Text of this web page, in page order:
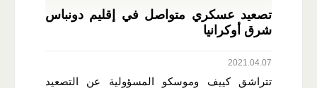
تصعيد عسكري متواصل في إقليم دونباس
شرق أوكرانيا
2021.04.07
تتراشق كييف وموسكو المسؤولية عن التصعيد